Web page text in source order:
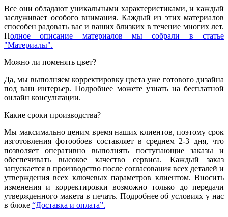
Все они обладают уникальными характеристиками, и каждый
заслуживает особого внимания. Каждый из этих материалов
способен радовать вас и ваших близких в течение многих лет.
Полное описание материалов мы собрали в статье
"Материалы".
Можно ли поменять цвет?
Да, мы выполняем корректировку цвета уже готового дизайна
под ваш интерьер. Подробнее можете узнать на бесплатной
онлайн консультации.
Какие сроки производства?
Мы максимально ценим время наших клиентов, поэтому срок
изготовления фотообоев составляет в среднем 2-3 дня, что
позволяет оперативно выполнять поступающие заказы и
обеспечивать высокое качество сервиса. Каждый заказ
запускается в производство после согласования всех деталей и
утверждения всех ключевых параметров клиентом. Вносить
изменения и корректировки возможно только до передачи
утвержденного макета в печать. Подробнее об условиях у нас
в блоке “Доставка и оплата”.